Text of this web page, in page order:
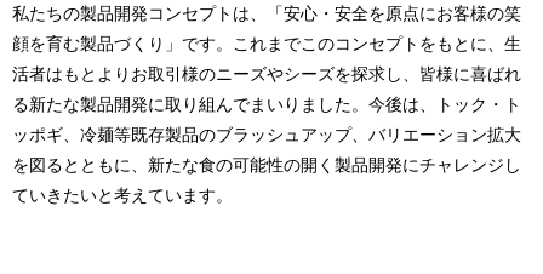
私たちの製品開発コンセプトは、「安心・安全を原点にお客様の笑
顔を育む製品づくり」です。これまでこのコンセプトをもとに、生
活者はもとよりお取引様のニーズやシーズを探求し、皆様に喜ばれ
る新たな製品開発に取り組んでまいりました。今後は、トック・ト
ッポギ、冷麺等既存製品のブラッシュアップ、バリエーション拡大
を図るとともに、新たな食の可能性の開く製品開発にチャレンジし
ていきたいと考えています。